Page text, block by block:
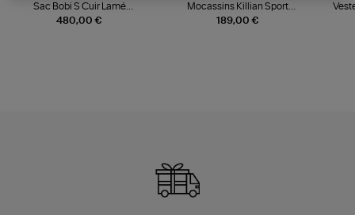
480,00 €
Sac Bobi S Cuir Lamé
Champagne
189,00 €
Mocassins Killian Sport
Mousse